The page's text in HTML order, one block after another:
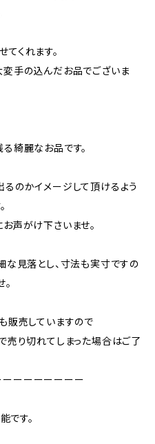
くれます。
手の込んだお品でございま
綺麗なお品です。
のかイメージして頂けるよう
声がけ下さいませ。
見落とし、寸法も実寸ですの
。
販売していますので
売り切れてしまった場合はご了
ーーーーーーー
です。